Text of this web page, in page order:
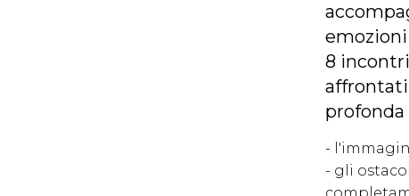
8
affrontati
-
- gli